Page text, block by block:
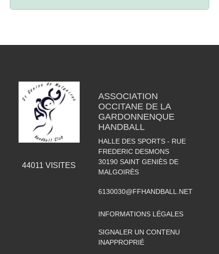
44011 VISITES
ASSOCIATION
OCCITANE DE LA
GARDONNENQUE
HANDBALL
HALLE DES SPORTS - RUE
FREDERIC DESMONS
30190 SAINT GENIÈS DE
MALGOIRÈS
6130030@FFHANDBALL.NET
INFORMATIONS LÉGALES
SIGNALER UN CONTENU
INAPPROPRIÉ